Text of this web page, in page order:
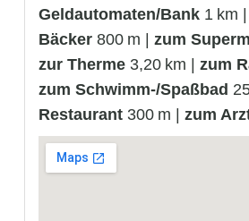
Geldautomaten/Bank 1 km |
Bäcker 800 m | zum
zur Therme 3,20 km | zum
zum Schwimm-/Spaßbad
Restaurant 300 m | zum